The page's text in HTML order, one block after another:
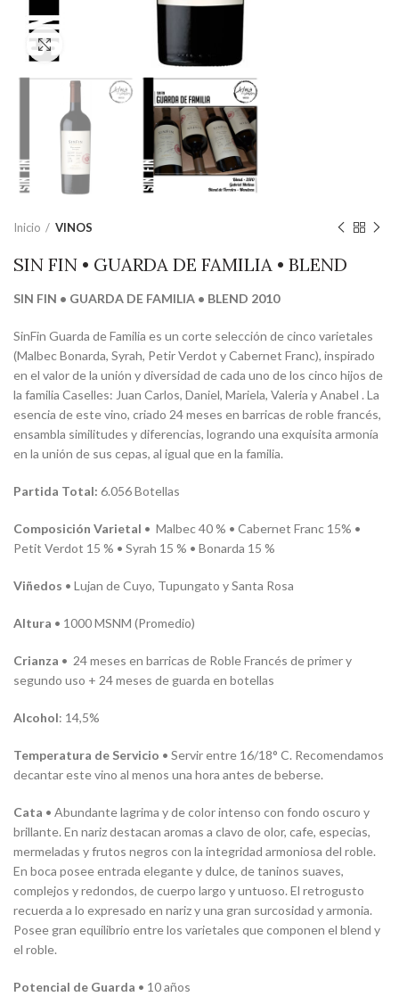
Inicio VINOS
SIN FIN • GUARDA DE FAMILIA • BLEND
SIN FIN • GUARDA DE FAMILIA • BLEND 2010
SinFin Guarda de Familia es un corte selección de cinco varietales
(Malbec Bonarda, Syrah, Petir Verdot y Cabernet Franc), inspirado
en el valor de la unión y diversidad de cada uno de los cinco hijos de
la familia Caselles: Juan Carlos, Daniel, Mariela, Valeria y Anabel . La
esencia de este vino, criado 24 meses en barricas de roble francés,
ensambla similitudes y diferencias, logrando una exquisita armonía
en la unión de sus cepas, al igual que en la familia.
Partida Total: 6.056 Botellas
Composición Varietal • Malbec 40 % • Cabernet Franc 15% •
Petit Verdot 15 % • Syrah 15 % • Bonarda 15 %
Viñedos • Lujan de Cuyo, Tupungato y Santa Rosa
Altura • 1000 MSNM (Promedio)
Crianza • 24 meses en barricas de Roble Francés de primer y
segundo uso + 24 meses de guarda en botellas
Alcohol: 14,5%
Temperatura de Servicio • Servir entre 16/18° C. Recomendamos
decantar este vino al menos una hora antes de beberse.
Cata • Abundante lagrima y de color intenso con fondo oscuro y
brillante. En nariz destacan aromas a clavo de olor, cafe, especias,
mermeladas y frutos negros con la integridad armoniosa del roble.
En boca posee entrada elegante y dulce, de taninos suaves,
complejos y redondos, de cuerpo largo y untuoso. El retrogusto
recuerda a lo expresado en nariz y una gran surcosidad y armonia.
Posee gran equilibrio entre los varietales que componen el blend y
el roble.
Potencial de Guarda • 10 años